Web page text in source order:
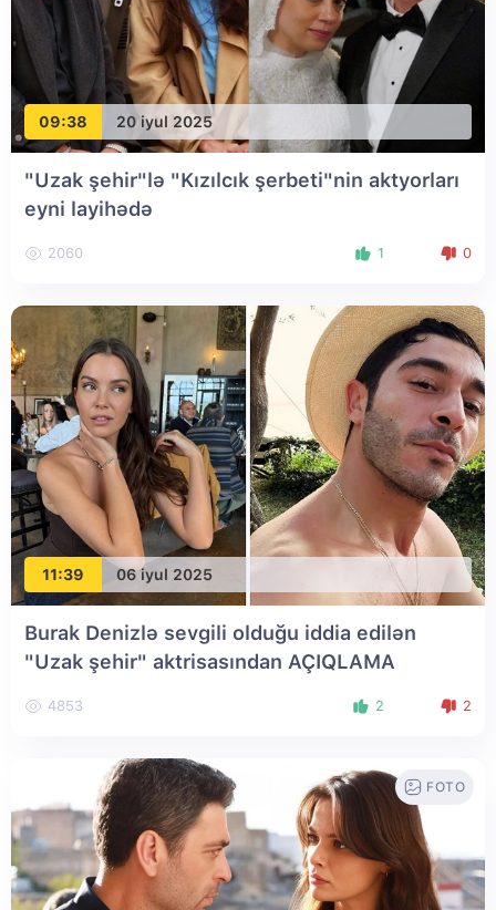
09:38 20 iyul 2025
"Uzak şehir"lə "Kızılcık şerbeti"nin aktyorları
eyni layihədə
2060 1 0
11:39 06 iyul 2025
Burak Denizlə sevgili olduğu iddia edilən
"Uzak şehir" aktrisasından AÇIQLAMA
4853 2 2
FOTO